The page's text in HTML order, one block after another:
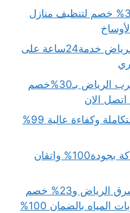
شركة تنظيف بالمزاحمية بـ 33% خصم لتنظيف منازل
كشف تسربات المياه جنوب الرياض خدمة24ساعة على
شركة كشف تسربات المياه غرب الرياض بـ30%خصم
شركة تنظيف بالدلم خدمات متكاملة وكفاءة عالية 99%
سباك الرياض..افضل فني سباكة بجودة100% واتقان
شركة كشف تسربات المياه شرق الرياض و23% خصم
بالضمان 100%